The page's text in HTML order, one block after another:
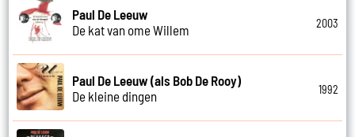
Paul De Leeuw
De kat van ome Willem
2003
Paul De Leeuw (als Bob De Rooy)
De kleine dingen
1992